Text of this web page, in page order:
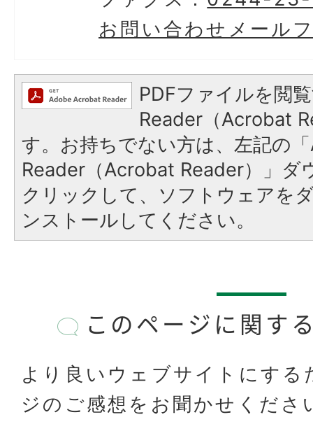
お問い合わせメール
PDFファイルを閲
Reader（Acrobat
す。お持ちでない方は、左記の
Reader（Acrobat Reader）」ダ
クリックして、ソフトウェアを
ンストールしてください。
このページに関す
より良いウェブサイトにする
ジのご感想をお聞かせくださ